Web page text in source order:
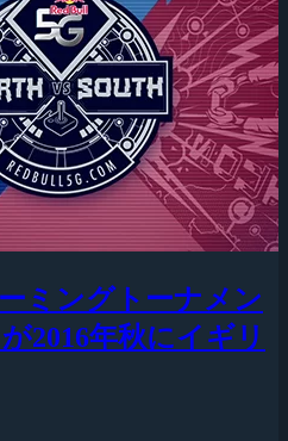
ミングトーナメン
2016年秋にイギリ